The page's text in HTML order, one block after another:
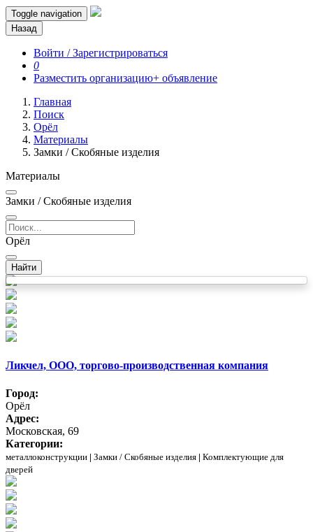
Toggle navigation
Назад
Войти / Зарегистрироваться
0
Разместить организацию+ объявление
Главная
Поиск
Орёл
Материалы
Замки / Скобяные изделия
Материалы
Замки / Скобяные изделия
Орёл
Найти
Ликчел, ООО, торгово-производственная компания
Город:
Орёл
Адрес:
Московская, 69
Категории:
металлоконструкции | Замки / Скобяные изделия | Комплектующие для
дверей